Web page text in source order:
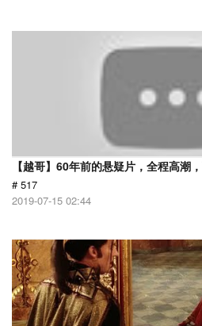
【越哥】60年前的悬疑片，全程高潮
# 517
2019-07-15 02:44